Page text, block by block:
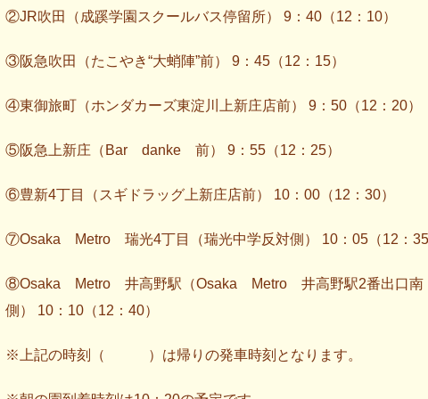
②JR吹田（成蹊学園スクールバス停留所） 9：40（12：10）
③阪急吹田（たこやき“大蛸陣”前） 9：45（12：15）
④東御旅町（ホンダカーズ東淀川上新庄店前） 9：50（12：20）
⑤阪急上新庄（Bar danke 前） 9：55（12：25）
⑥豊新4丁目（スギドラッグ上新庄店前） 10：00（12：30）
⑦Osaka Metro 瑞光4丁目（瑞光中学反対側） 10：05（12：
⑧Osaka Metro 井高野駅（Osaka Metro 井高野駅2番出口南
側） 10：10（12：40）
※上記の時刻（ ）は帰りの発車時刻となります。